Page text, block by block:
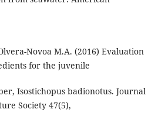
Novoa M.A. (2016) Evaluation
for the juvenile
Isostichopus badionotus. Journal
Society 47(5),